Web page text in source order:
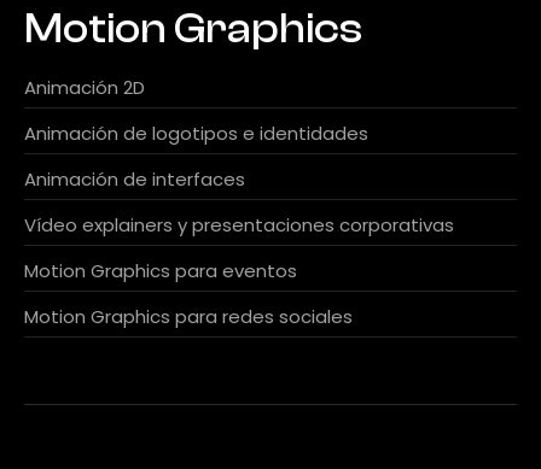
Motion Graphics
Animación 2D
Animación de logotipos e identidades
Animación de interfaces
Vídeo explainers y presentaciones corporativas
Motion Graphics para eventos
Motion Graphics para redes sociales